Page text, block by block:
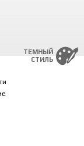
ТЕМНЫЙ
СТИЛЬ